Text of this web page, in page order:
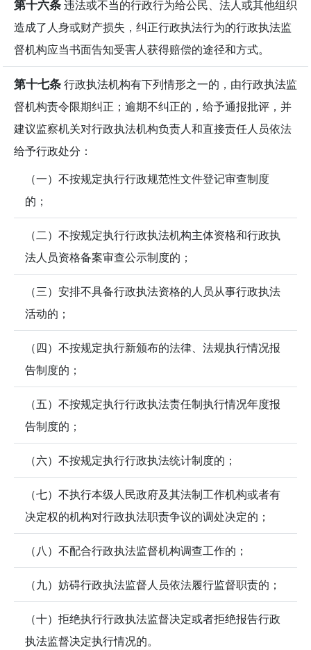
第十六条违法或不当的行政行为给公民、法人或其他组织
造成了人身或财产损失，纠正行政执法行为的行政执法监
督机构应当书面告知受害人获得赔偿的途径和方式。
第十七条行政执法机构有下列情形之一的，由行政执法监
督机构责令限期纠正；逾期不纠正的，给予通报批评，并
建议监察机关对行政执法机构负责人和直接责任人员依法
给予行政处分：
（一）不按规定执行行政规范性文件登记审查制度
的；
（二）不按规定执行行政执法机构主体资格和行政执
法人员资格备案审查公示制度的；
（三）安排不具备行政执法资格的人员从事行政执法
活动的；
（四）不按规定执行新颁布的法律、法规执行情况报
告制度的；
（五）不按规定执行行政执法责任制执行情况年度报
告制度的；
（六）不按规定执行行政执法统计制度的；
（七）不执行本级人民政府及其法制工作机构或者有
决定权的机构对行政执法职责争议的调处决定的；
（八）不配合行政执法监督机构调查工作的；
（九）妨碍行政执法监督人员依法履行监督职责的；
（十）拒绝执行行政执法监督决定或者拒绝报告行政
执法监督决定执行情况的。